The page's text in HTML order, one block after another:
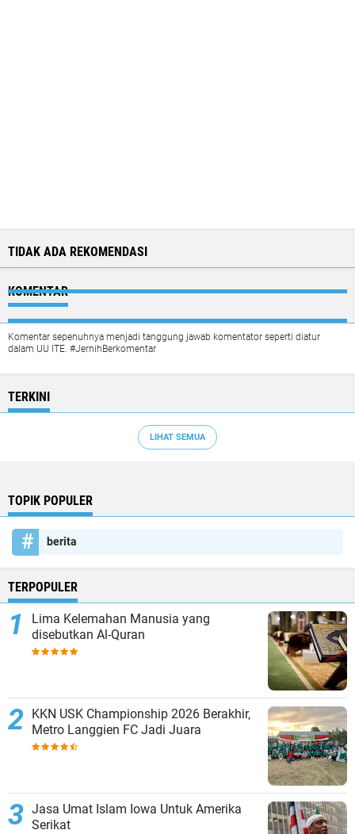
TIDAK ADA REKOMENDASI
KOMENTAR
Komentar sepenuhnya menjadi tanggung jawab komentator seperti diatur
dalam UU ITE. #JernihBerkomentar
TERKINI
LIHAT SEMUA
TOPIK POPULER
berita
TERPOPULER
Lima Kelemahan Manusia yang
disebutkan Al-Quran
KKN USK Championship 2026 Berakhir,
Metro Langgien FC Jadi Juara
Jasa Umat Islam Iowa Untuk Amerika
Serikat